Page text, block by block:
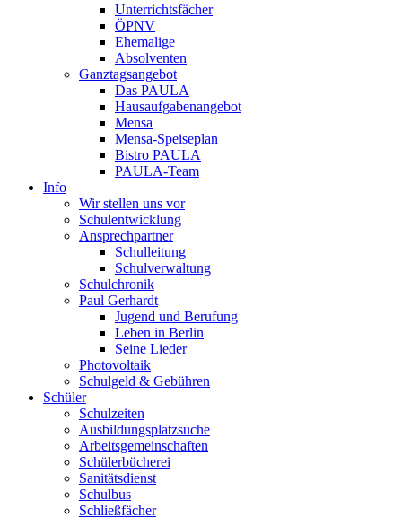
Unterrichtsfächer
ÖPNV
Ehemalige
Absolventen
Ganztagsangebot
Das PAULA
Hausaufgabenangebot
Mensa
Mensa-Speiseplan
Bistro PAULA
PAULA-Team
Info
Wir stellen uns vor
Schulentwicklung
Ansprechpartner
Schulleitung
Schulverwaltung
Schulchronik
Paul Gerhardt
Jugend und Berufung
Leben in Berlin
Seine Lieder
Photovoltaik
Schulgeld & Gebühren
Schüler
Schulzeiten
Ausbildungsplatzsuche
Arbeitsgemeinschaften
Schülerbücherei
Sanitätsdienst
Schulbus
Schließfächer